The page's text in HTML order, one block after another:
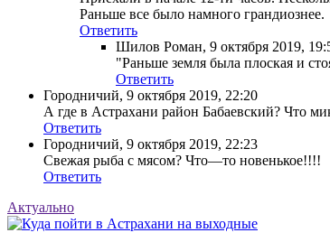
Раньше все было намного грандиознее.
Ответить
Шилов Роман, 9 октября 2019,
"Раньше земля была плоская и
Ответить
Городничий, 9 октября 2019, 22:20
А где в Астрахани район Бабаевский? Что
Ответить
Городничий, 9 октября 2019, 22:23
Свежая рыба с мясом? Что—то новенькое!!!!
Ответить
Актуально